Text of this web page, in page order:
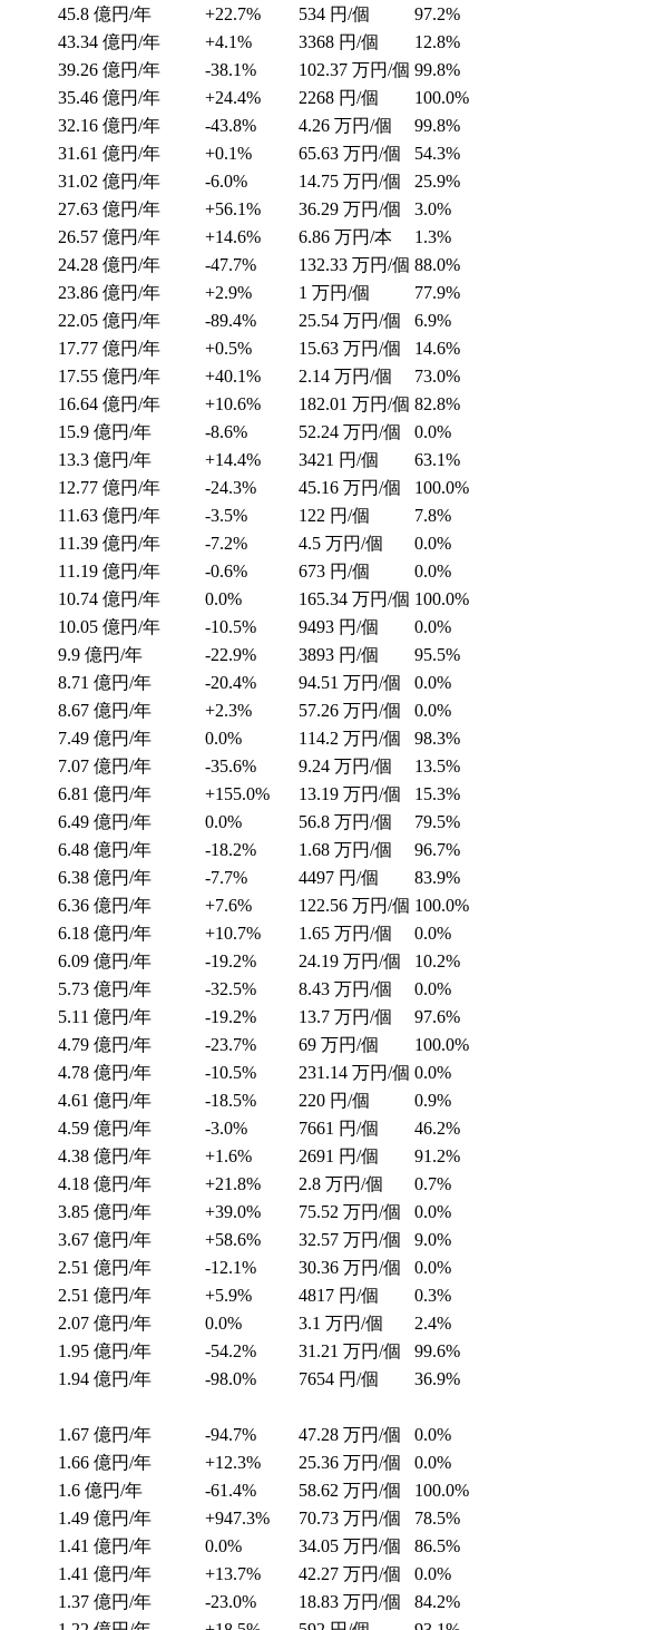
45.8 億円/年 +22.7% 534 円/個
97.2%
43.34 億円/年 +4.1% 3368 円/個
12.8%
39.26 億円/年 -38.1% 102.37 万円/個 99.8%
35.46 億円/年 +24.4% 2268 円/個
100.0%
32.16 億円/年 -43.8% 4.26 万円/個
99.8%
31.61 億円/年 +0.1% 65.63 万円/個
54.3%
31.02 億円/年 -6.0% 14.75 万円/個
25.9%
27.63 億円/年 +56.1% 36.29 万円/個
3.0%
26.57 億円/年 +14.6% 6.86 万円/本
1.3%
24.28 億円/年 -47.7% 132.33 万円/個 88.0%
23.86 億円/年 +2.9% 1 万円/個
77.9%
22.05 億円/年 -89.4% 25.54 万円/個
6.9%
17.77 億円/年 +0.5% 15.63 万円/個
14.6%
17.55 億円/年 +40.1% 2.14 万円/個
73.0%
16.64 億円/年 +10.6% 182.01 万円/個 82.8%
15.9 億円/年 -8.6% 52.24 万円/個
0.0%
13.3 億円/年 +14.4% 3421 円/個
63.1%
12.77 億円/年 -24.3% 45.16 万円/個
100.0%
11.63 億円/年 -3.5% 122 円/個
7.8%
11.39 億円/年 -7.2% 4.5 万円/個
0.0%
11.19 億円/年 -0.6% 673 円/個
0.0%
10.74 億円/年 0.0% 165.34 万円/個 100.0%
10.05 億円/年 -10.5% 9493 円/個
0.0%
9.9 億円/年 -22.9% 3893 円/個
95.5%
8.71 億円/年 -20.4% 94.51 万円/個
0.0%
8.67 億円/年 +2.3% 57.26 万円/個
0.0%
7.49 億円/年 0.0% 114.2 万円/個
98.3%
7.07 億円/年 -35.6% 9.24 万円/個
13.5%
6.81 億円/年 +155.0% 13.19 万円/個
15.3%
6.49 億円/年 0.0% 56.8 万円/個
79.5%
6.48 億円/年 -18.2% 1.68 万円/個
96.7%
6.38 億円/年 -7.7% 4497 円/個
83.9%
6.36 億円/年 +7.6% 122.56 万円/個 100.0%
6.18 億円/年 +10.7% 1.65 万円/個
0.0%
6.09 億円/年 -19.2% 24.19 万円/個
10.2%
5.73 億円/年 -32.5% 8.43 万円/個
0.0%
5.11 億円/年 -19.2% 13.7 万円/個
97.6%
4.79 億円/年 -23.7% 69 万円/個
100.0%
4.78 億円/年 -10.5% 231.14 万円/個 0.0%
4.61 億円/年 -18.5% 220 円/個
0.9%
4.59 億円/年 -3.0% 7661 円/個
46.2%
4.38 億円/年 +1.6% 2691 円/個
91.2%
4.18 億円/年 +21.8% 2.8 万円/個
0.7%
3.85 億円/年 +39.0% 75.52 万円/個
0.0%
3.67 億円/年 +58.6% 32.57 万円/個
9.0%
2.51 億円/年 -12.1% 30.36 万円/個
0.0%
2.51 億円/年 +5.9% 4817 円/個
0.3%
2.07 億円/年 0.0% 3.1 万円/個
2.4%
1.95 億円/年 -54.2% 31.21 万円/個
99.6%
1.94 億円/年 -98.0% 7654 円/個
36.9%
1.67 億円/年 -94.7% 47.28 万円/個
0.0%
1.66 億円/年 +12.3% 25.36 万円/個
0.0%
1.6 億円/年 -61.4% 58.62 万円/個
100.0%
1.49 億円/年 +947.3% 70.73 万円/個
78.5%
1.41 億円/年 0.0% 34.05 万円/個
86.5%
1.41 億円/年 +13.7% 42.27 万円/個
0.0%
1.37 億円/年 -23.0% 18.83 万円/個
84.2%